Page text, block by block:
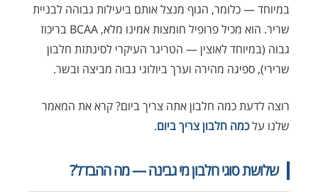
במיוחד — כלומר, הגוף מנצל אותם ביעילות גבוהה לבניית
שריר. הוא מכיל פרופיל חומצות אמינו מלא, BCAA בריכוז
גבוה (במיוחד לאוצין — הטריגר העיקרי לסינתזת חלבון
שרירי), ספיגה מהירה וערך ביולוגי גבוה מביצה ובשר.
רוצה לדעת כמה חלבון אתה צריך ביום? קרא את המאמר
שלנו עלכמה חלבון צריך ביום.
שלושת סוגי חלבון מי גבינה — מה ההבדל?